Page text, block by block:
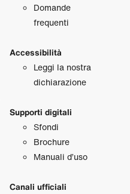
Domande
frequenti
Accessibilità
Leggi la nostra
dichiarazione
Supporti digitali
Sfondi
Brochure
Manuali d’uso
Canali ufficiali